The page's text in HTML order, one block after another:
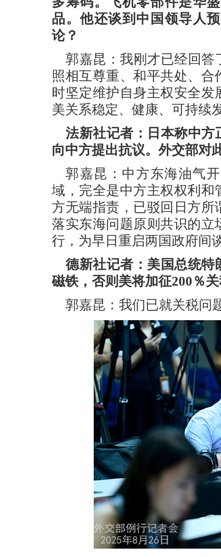
品。他还谈到中国领导人
论？
郭嘉昆：我刚才已经回答
照相互尊重、和平共处、
时坚定维护自身主权安全
美关系稳定、健康、可持续
法新社记者：日本称中方
向中方提出抗议。外交部对
郭嘉昆：中方东海油气
域，完全是中方主权权利
方无端指责，已驳回日方
落实东海问题原则共识的
行，为早日重启两国政府间
德新社记者：美国总统特
磁铁，否则美将加征200％
郭嘉昆：我们已就关税问